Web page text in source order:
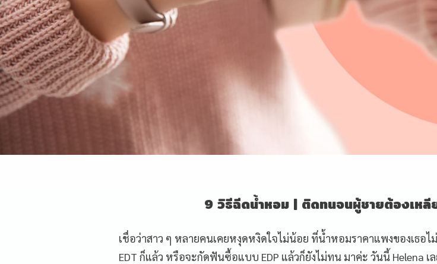
9 วิธีฉีดน้ำหอม | ติดทนจนผู้ชายต้องเหลี
เชื่อว่าสาว ๆ หลายคนเคยหงุดหงิดใจไม่น้อย ที่น้ำหอมราคาแพงของเธอ
EDT ก็แล้ว หรือจะกัดฟันซื้อแบบ EDP แล้วก็ยังไม่ทน มาค่ะ วันนี้ Helena